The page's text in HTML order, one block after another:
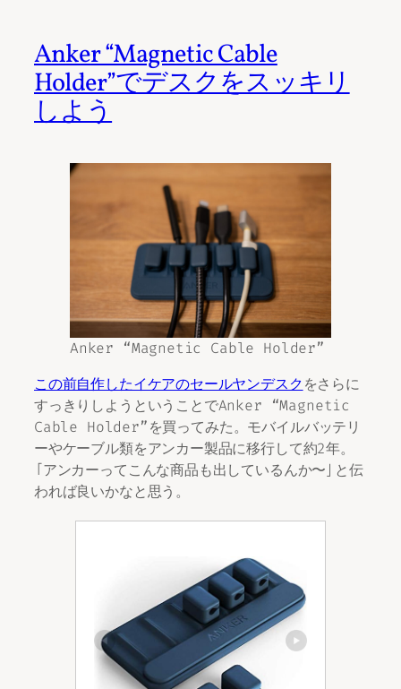
Anker “Magnetic Cable
Holder”でデスクをスッキリ
しよう
Anker “Magnetic Cable Holder”
この前自作したイケアのセールヤンデスクをさらに
すっきりしようということでAnker “Magnetic
Cable Holder”を買ってみた。モバイルバッテリ
ーやケーブル類をアンカー製品に移行して約2年。
「アンカーってこんな商品も出しているんか〜」と伝
われば良いかなと思う。